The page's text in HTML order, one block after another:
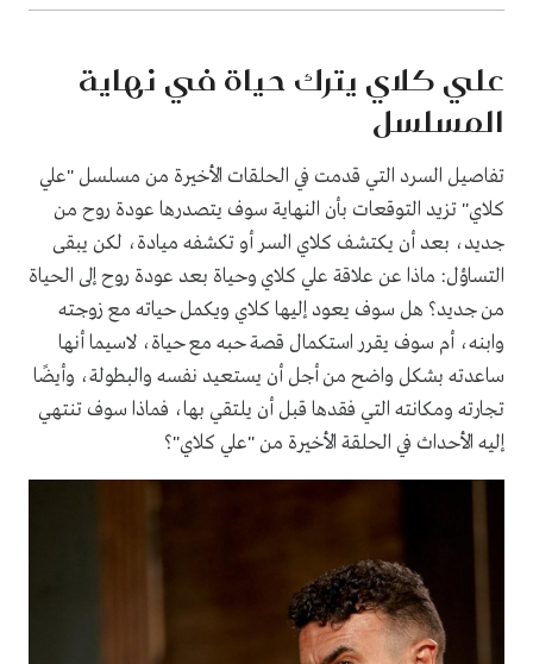
علي كلاي يترك حياة في نهاية
المسلسل
تفاصيل السرد التي قدمت في الحلقات الأخيرة من مسلسل "علي
كلاي" تزيد التوقعات بأن النهاية سوف يتصدرها عودة روح من
جديد، بعد أن يكتشف كلاي السر أو تكشفه ميادة، لكن يبقى
التساؤل: ماذا عن علاقة علي كلاي وحياة بعد عودة روح إلى الحياة
من جديد؟ هل سوف يعود إليها كلاي ويكمل حياته مع زوجته
وابنه، أم سوف يقرر استكمال قصة حبه مع حياة، لاسيما أنها
ساعدته بشكل واضح من أجل أن يستعيد نفسه والبطولة، وأيضًا
تجارته ومكانته التي فقدها قبل أن يلتقي بها، فماذا سوف تنتهي
إليه الأحداث في الحلقة الأخيرة من "علي كلاي"؟